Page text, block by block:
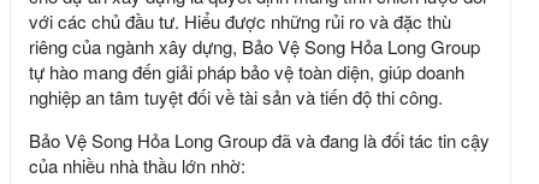
với các chủ đầu tư. Hiểu được những rủi ro và đặc thù
riêng của ngành xây dựng, Bảo Vệ Song Hỏa Long Group
tự hào mang đến giải pháp bảo vệ toàn diện, giúp doanh
nghiệp an tâm tuyệt đối về tài sản và tiến độ thi công.
Bảo Vệ Song Hỏa Long Groupđã và đang là đối tác tin cậy
của nhiều nhà thầu lớn nhờ: